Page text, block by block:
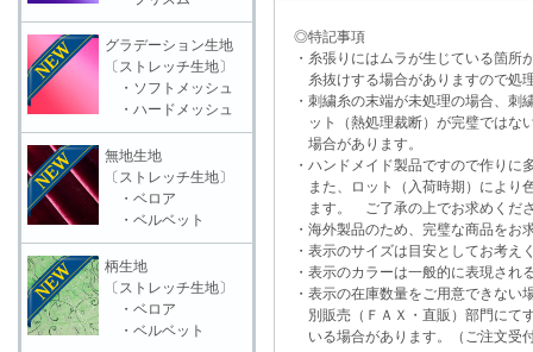
◎特記事項
・糸張りにはムラが生じている箇所
糸抜けする場合がありますので処
・刺繍糸の末端が未処理の場合、刺
ット（熱処理裁断）が完璧ではな
場合があります。
・ハンドメイド製品ですので作りに
また、ロット（入荷時期）により
ます。 ご了承の上でお求めくだ
・海外製品のため、完璧な商品をお
・表示のサイズは目安としてお考え
・表示のカラーは一般的に表現され
・表示の在庫数量をご用意できな
別販売（ＦＡＸ・直販）部門にて
いる場合があります。（ご注文受
グラデーション生地
〔ストレッチ生地〕
・ソフトメッシュ
・ハードメッシュ
無地生地
〔ストレッチ生地〕
・ベロア
・ベルベット
柄生地
〔ストレッチ生地〕
・ベロア
・ベルベット